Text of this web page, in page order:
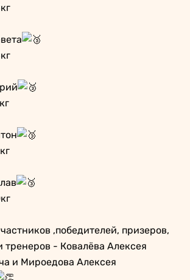
,победителей, призеров,
тренеров - Ковалёва Алексея
и Мироедова Алексея